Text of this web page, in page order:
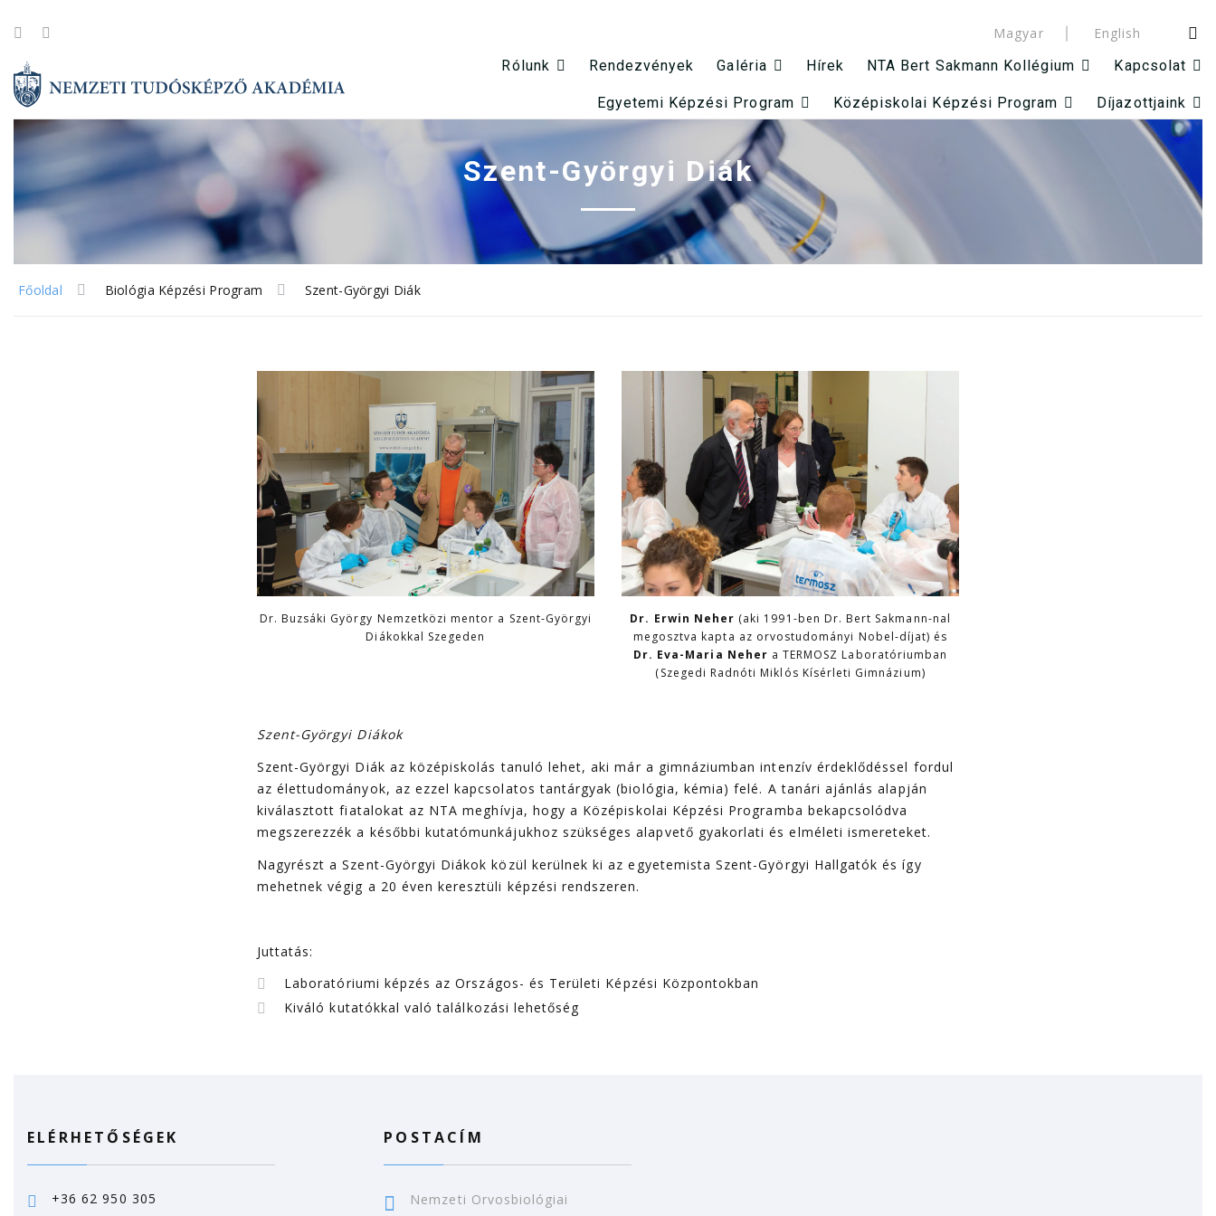
Magyar
English
Rólunk
Rendezvények Galéria Hírek NTA Bert Sakmann Kollégium Kapcsolat
Egyetemi Képzési Program Középiskolai Képzési Program Díjazottjaink
Szent-Györgyi Diák
Főoldal Biológia Képzési Program Szent-Györgyi Diák
Dr. Buzsáki György Nemzetközi mentor a Szent-Györgyi
Diákokkal Szegeden
Dr. Erwin Neher (aki 1991-ben Dr. Bert Sakmann-nal
megosztva kapta az orvostudományi Nobel-díjat) és
Dr. Eva-Maria Neher a TERMOSZ Laboratóriumban
(Szegedi Radnóti Miklós Kísérleti Gimnázium)
Szent-Györgyi Diákok
Szent-Györgyi Diák az középiskolás tanuló lehet, aki már a gimnáziumban intenzív érdeklődéssel fordul
az élettudományok, az ezzel kapcsolatos tantárgyak (biológia, kémia) felé. A tanári ajánlás alapján
kiválasztott fiatalokat az NTA meg­hívja, hogy a Középiskolai Képzési Programba bekapcsolódva
megszerezzék a ké­sőbbi kutatómunkájukhoz szükséges alapvető gyakorlati és elméleti ismereteket.
Nagyrészt a Szent-Györgyi Diákok közül kerülnek ki az egyetemista Szent-Györgyi Hallgatók és így
mehetnek végig a 20 éven keresztüli képzési rendszeren.
Juttatás:
Laboratóriumi képzés az Országos- és Területi Képzési Központokban
Kiváló kutatókkal való találkozási lehetőség
ELÉRHETŐSÉGEK
+36 62 950 305
POSTACÍM
Nemzeti Orvosbiológiai